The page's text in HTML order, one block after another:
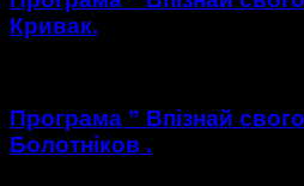
Кривак.
Програма ” Впізнай
Болотніков .